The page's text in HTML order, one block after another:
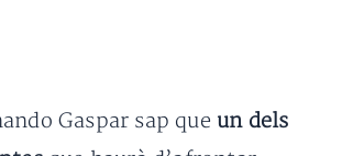
Gaspar sap que un dels